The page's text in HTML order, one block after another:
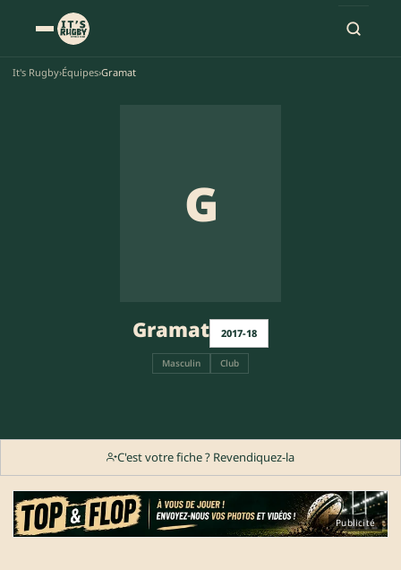
It's Rugby›Équipes›Gramat
G
Gramat 2017-18
Masculin Club
C'est votre fiche ? Revendiquez-la
Publicité